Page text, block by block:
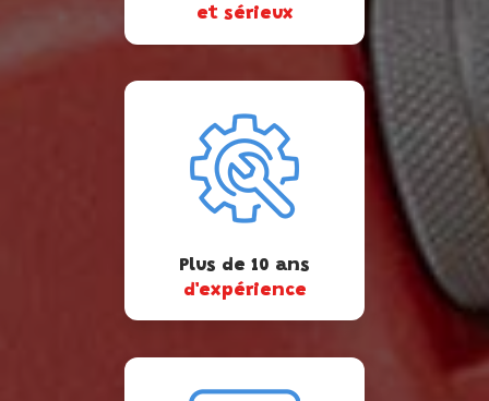
et sérieux
Plus de 10 ans
d'expérience